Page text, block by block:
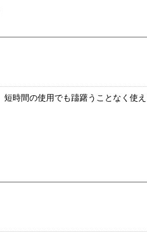
時間の使用でも躊躇うことなく使